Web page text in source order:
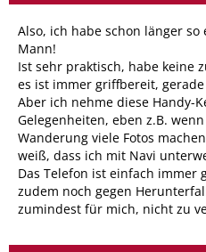
Also, ich habe schon länger so
Mann!
Ist sehr praktisch, habe keine
es ist immer griffbereit, gerade
Aber ich nehme diese Handy-
Gelegenheiten, eben z.B.
Wanderung viele Fotos
weiß, dass ich mit Navi
Das Telefon ist einfach
zudem noch gegen
zumindest für mich, nicht zu